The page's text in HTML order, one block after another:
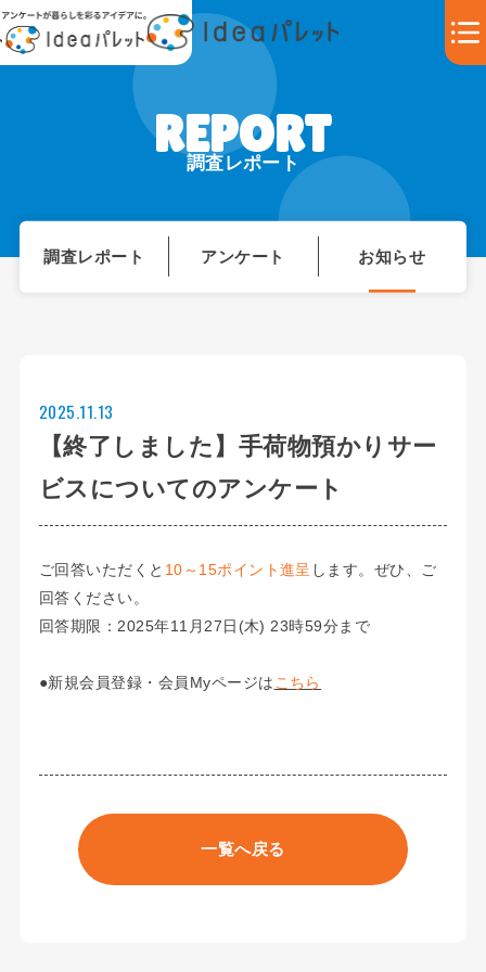
調査レポート
調査レポート アンケート お知らせ
【終了しました】手荷物預かりサー
ビスについてのアンケート
2025.11.13
ご回答いただくと 10～15ポイント進呈 します。ぜひ、ご
回答ください。
回答期限：2025年11月27日(木) 23時59分まで
●新規会員登録・会員Myページはこちら
一覧へ戻る